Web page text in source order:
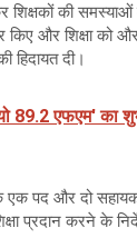
शिक्षकों की
और शिक्षा को
हिदायत दी।
89.2 एफएम' का
एक पद और दो
प्रदान करने के